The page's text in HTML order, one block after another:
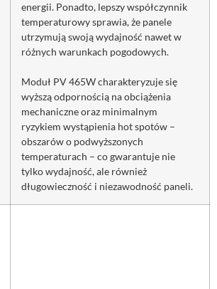
energii. Ponadto, lepszy współczynnik
temperaturowy sprawia, że panele
utrzymują swoją wydajność nawet w
różnych warunkach pogodowych.
Moduł PV 465W charakteryzuje się
wyższą odpornością na obciążenia
mechaniczne oraz minimalnym
ryzykiem wystąpienia hot spotów –
obszarów o podwyższonych
temperaturach – co gwarantuje nie
tylko wydajność, ale również
długowieczność i niezawodność paneli.